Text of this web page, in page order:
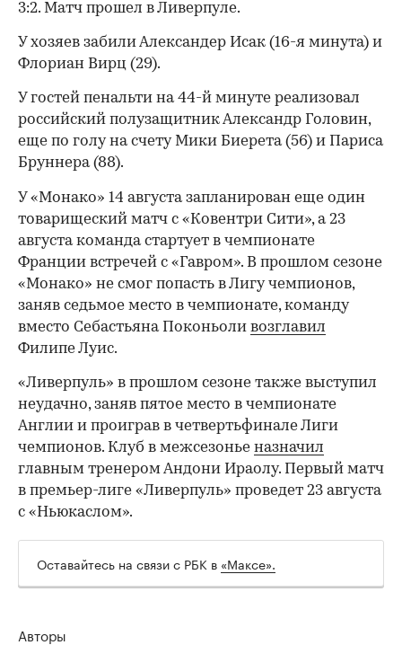
3:2. Матч прошел в Ливерпуле.
У хозяев забили Александер Исак (16-я минута) и
Флориан Вирц (29).
У гостей пенальти на 44-й минуте реализовал
российский полузащитник Александр Головин,
еще по голу на счету Мики Биерета (56) и Париса
Бруннера (88).
У «Монако» 14 августа запланирован еще один
товарищеский матч с «Ковентри Сити», а 23
августа команда стартует в чемпионате
Франции встречей с «Гавром». В прошлом сезоне
«Монако» не смог попасть в Лигу чемпионов,
заняв седьмое место в чемпионате, команду
вместо Себастьяна Поконьоли возглавил
Филипе Луис.
«Ливерпуль» в прошлом сезоне также выступил
неудачно, заняв пятое место в чемпионате
Англии и проиграв в четвертьфинале Лиги
чемпионов. Клуб в межсезонье назначил
главным тренером Андони Ираолу. Первый матч
в премьер-лиге «Ливерпуль» проведет 23 августа
с «Ньюкаслом».
Оставайтесь на связи с РБК в «Максе».
Авторы